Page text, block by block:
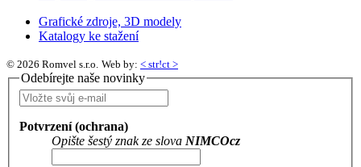
Grafické zdroje, 3D modely
Katalogy ke stažení
© 2026 Romvel s.r.o. Web by: < str!ct >
Odebírejte naše novinky
Potvrzení (ochrana)
Opište šestý znak ze slova NIMCOcz